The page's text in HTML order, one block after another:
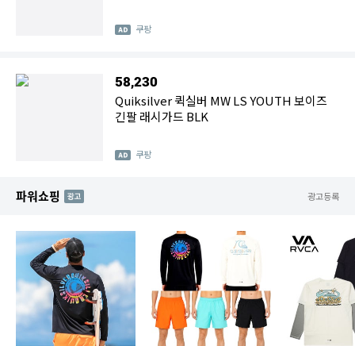
쿠팡
58,230
Quiksilver 퀵실버 MW LS YOUTH 보이즈
긴팔 래시가드 BLK
쿠팡
파워쇼핑 AD 광고등록